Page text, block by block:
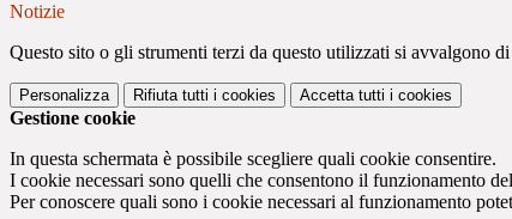
Notizie
Questo sito o gli strumenti terzi da questo utilizzati si avvalgono
Personalizza Rifiuta tutti i cookies Accetta tutti i cookies
Gestione cookie
In questa schermata è possibile scegliere quali cookie consentire.
I cookie necessari sono quelli che consentono il funzionamento
Per conoscere quali sono i cookie necessari al funzionamento